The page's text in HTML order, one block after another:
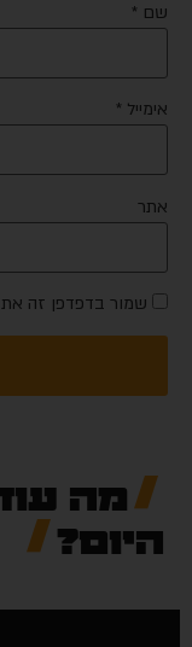
שם *
אימייל *
אתר
שמור בדפדפן זה
מה
היום?